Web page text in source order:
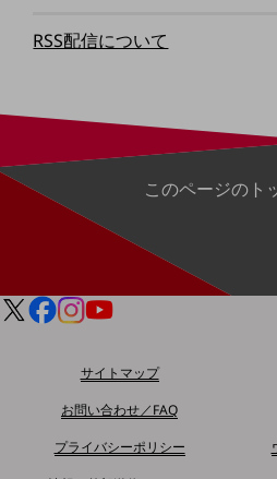
ドコモBiz データ無制限 ドコモ MAX
ケータイプラン
データプラス
モバイルサービス
端末の一元管理
RSS配信について
このページのト
サイトマップ
お問い合わせ／FAQ
プライバシーポリシー